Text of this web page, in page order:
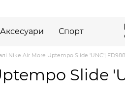
Аксесуари Спорт
Nike Air More Uptempo Slide 'UNC'|
Slide